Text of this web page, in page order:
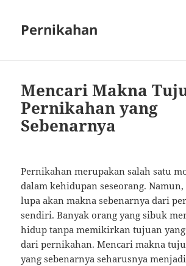
Pernikahan
Mencari Makna
Pernikahan yang
Sebenarnya
Pernikahan merupakan salah satu
dalam kehidupan seseorang.
lupa akan makna sebenarnya dari
sendiri. Banyak orang yang sibuk
hidup tanpa memikirkan tujuan
dari pernikahan. Mencari makna
yang sebenarnya seharusnya